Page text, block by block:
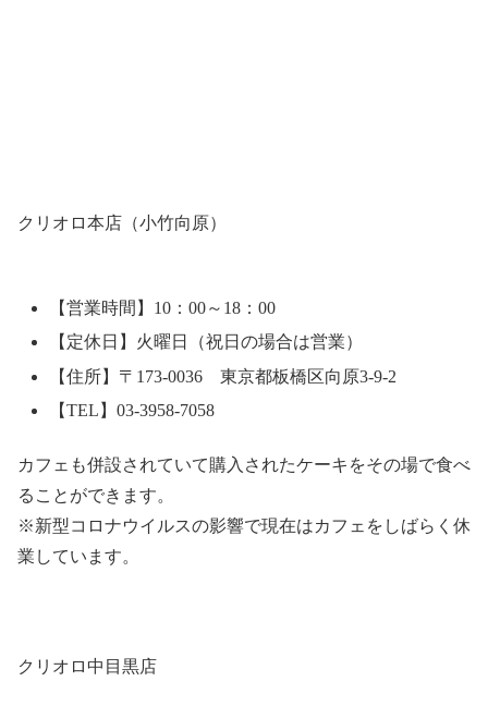
クリオロ本店（小竹向原）
【営業時間】10：00～18：00
【定休日】火曜日（祝日の場合は営業）
【住所】〒173-0036 東京都板橋区向原3-9-2
【TEL】03-3958-7058
カフェも併設されていて購入されたケーキをその場で食べ
ることができます。
※新型コロナウイルスの影響で現在はカフェをしばらく休
業しています。
クリオロ中目黒店